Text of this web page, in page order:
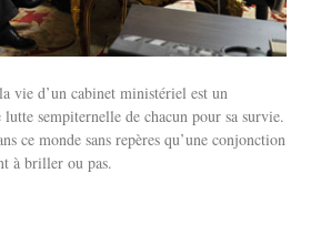
vie d’un cabinet ministériel est un
sempiternelle de chacun pour sa survie.
ce monde sans repères qu’une conjonction
à briller ou pas.